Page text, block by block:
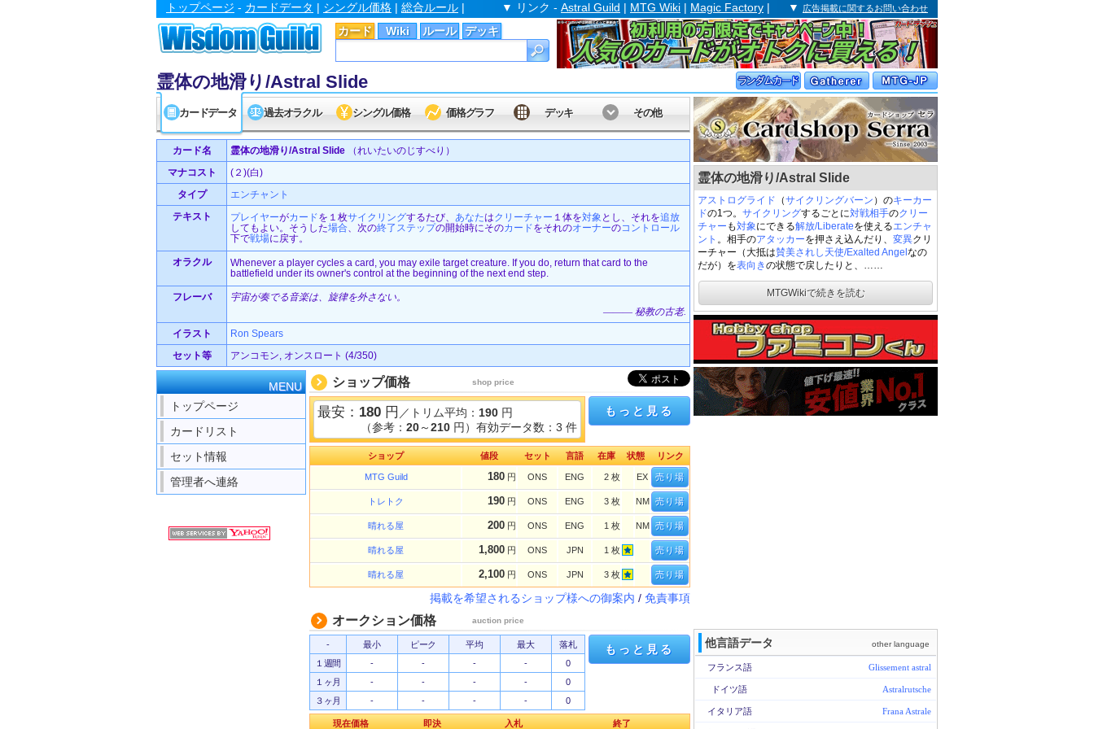
カード Wiki ルール デッキ
トップページ - カードデータ | シングル価格 | 総合ルール | ▼ リンク - Astral Guild | MTG Wiki | Magic Factory | ▼ 広告掲載に関するお問い合わせ
霊体の地滑り/Astral Slide
霊体の地滑り/Astral Slide
アストログライド （サイクリングバーン ）のキーカー
ドの1つ。 サイクリングするごとに対戦相手のクリー
チャー も対象にできる解放/Liberateを使えるエンチャ
ント 。相手のアタッカーを押さえ込んだり、 変異クリ
ーチャー（大抵は賛美されし天使/Exalted Angel なの
だが）を表向きの状態で戻したりと、……
MTGWikiで続きを読む
他言語データ other language
フランス語 Glissement astral
ドイツ語 Astralrutsche
イタリア語 Frana Astrale
カードデータ 過去オラクル シングル価格 価格グラフ デッキ その他
カード名 霊体の地滑り/Astral Slide （れいたいのじすべり）
マナコスト
(２)(白)
タイプ
エンチャント
テキスト
プレイヤーがカードを１枚サイクリングするたび、 あなたはクリーチャー １体を対象 とし、それを追放
してもよい。そうした場合、次の終了ステップの開始時にそのカードをそれのオーナーのコントロール
下で戦場に戻す。
オラクル
Whenever a player cycles a card, you may exile target creature. If you do, return that card to the
battlefield under its owner's control at the beginning of the next end step.
フレーバ
宇宙が奏でる音楽は、旋律を外さない。
――― 秘教の古老.
イラスト
Ron Spears
セット等
アンコモン, オンスロート (4/350)
MENU
トップページ
カードリスト
セット情報
管理者へ連絡
ショップ価格 shop price
最安： 180 円 ／トリム平均： 190 円
（参考： 20～210 円）有効データ数：3 件
もっと見る
ショップ 値段 セット 言語 在庫 状態 リンク
MTG Guild 180 円 ONS ENG 2 枚 EX 売り場
トレトク 190 円 ONS ENG 3 枚 NM 売り場
晴れる屋 200 円 ONS ENG 1 枚 NM 売り場
晴れる屋 1,800 円 ONS JPN 1 枚 売り場
晴れる屋 2,100 円 ONS JPN 3 枚 売り場
掲載を希望されるショップ様への御案内 / 免責事項
オークション価格 auction price
- 最小 ピーク 平均 最大
落札
１週間
- - - -
0
１ヶ月
- - - -
0
３ヶ月
- - - - 0
もっと見る
現在価格 即決 入札
終了